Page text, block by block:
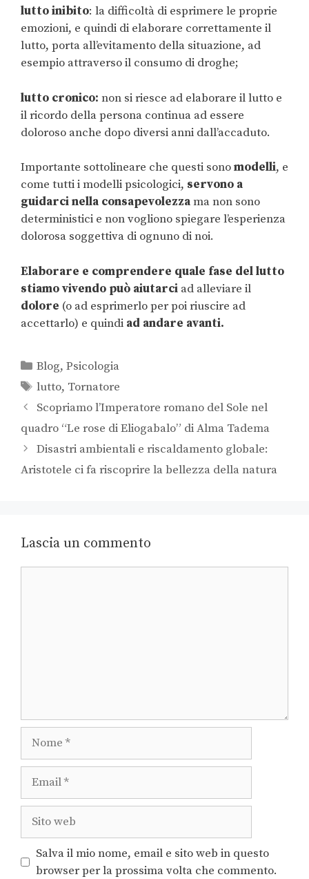
lutto inibito: la difficoltà di esprimere le proprie
emozioni, e quindi di elaborare correttamente il
lutto, porta all’evitamento della situazione, ad
esempio attraverso il consumo di droghe;
lutto cronico: non si riesce ad elaborare il lutto e
il ricordo della persona continua ad essere
doloroso anche dopo diversi anni dall’accaduto.
Importante sottolineare che questi sonomodelli, e
come tutti i modelli psicologici, servono a
guidarci nella consapevolezzama non sono
deterministici e non vogliono spiegare l’esperienza
dolorosa soggettiva di ognuno di noi.
Elaborare e comprendere quale fase del lutto
stiamo vivendo può aiutarci ad alleviare il
dolore (o ad esprimerlo per poi riuscire ad
accettarlo) e quindi ad andare avanti.
Blog,Psicologia
lutto, Tornatore
Scopriamo l’Imperatore romano del Sole nel
quadro “Le rose di Eliogabalo” di Alma Tadema
Disastri ambientali e riscaldamento globale:
Aristotele ci fa riscoprire la bellezza della natura
Lascia un commento
Salva il mio nome, email e sito web in questo
browser per la prossima volta che commento.